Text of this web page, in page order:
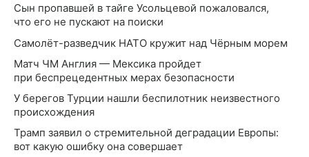
Сын пропавшей в тайге Усольцевой пожаловался,
что его не пускают на поиски
Самолёт-разведчик НАТО кружит над Чёрным морем
Матч ЧМ Англия — Мексика пройдет
при беспрецедентных мерах безопасности
У берегов Турции нашли беспилотник неизвестного
происхождения
Трамп заявил о стремительной деградации Европы:
вот какую ошибку она совершает